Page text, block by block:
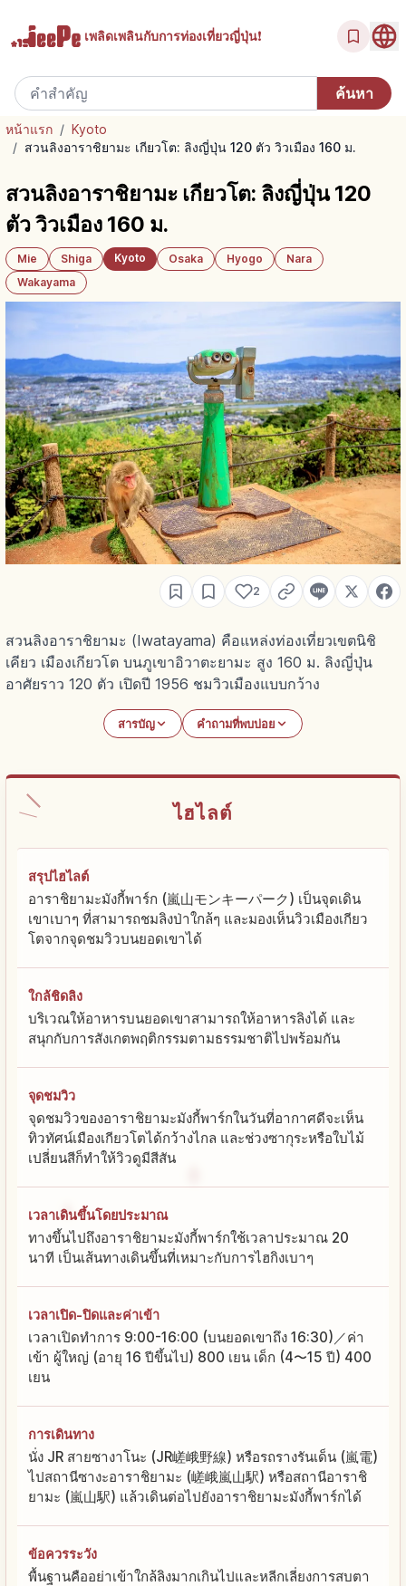
เพลิดเพลินกับการท่องเที่ยวญี่ปุ่น!
หน้าแรก / Kyoto
/ สวนลิงอาราชิยามะ เกียวโต: ลิงญี่ปุ่น 120 ตัว วิวเมือง 160 ม.
สวนลิงอาราชิยามะ เกียวโต: ลิงญี่ปุ่น 120
ตัว วิวเมือง 160 ม.
Mie Shiga Kyoto Osaka Hyogo
Nara
Wakayama
2
สวนลิงอาราชิยามะ (Iwatayama) คือแหล่งท่องเที่ยวเขตนิชิ
เคียว เมืองเกียวโต บนภูเขาอิวาตะยามะ สูง 160 ม. ลิงญี่ปุ่น
อาศัยราว 120 ตัว เปิดปี 1956 ชมวิวเมืองแบบกว้าง
สารบัญ คำถามที่พบบ่อย
ไฮไลต์
สรุปไฮไลต์
อาราชิยามะมังกี้พาร์ก (嵐山モンキーパーク) เป็นจุดเดิน
เขาเบาๆ ที่สามารถชมลิงป่าใกล้ๆ และมองเห็นวิวเมืองเกียว
โตจากจุดชมวิวบนยอดเขาได้
ใกล้ชิดลิง
บริเวณให้อาหารบนยอดเขาสามารถให้อาหารลิงได้ และ
สนุกกับการสังเกตพฤติกรรมตามธรรมชาติไปพร้อมกัน
จุดชมวิว
จุดชมวิวของอาราชิยามะมังกี้พาร์กในวันที่อากาศดีจะเห็น
ทิวทัศน์เมืองเกียวโตได้กว้างไกล และช่วงซากุระหรือใบไม้
เปลี่ยนสีก็ทำให้วิวดูมีสีสัน
เวลาเดินขึ้นโดยประมาณ
ทางขึ้นไปถึงอาราชิยามะมังกี้พาร์กใช้เวลาประมาณ 20
นาที เป็นเส้นทางเดินขึ้นที่เหมาะกับการไฮกิงเบาๆ
เวลาเปิด-ปิดและค่าเข้า
เวลาเปิดทำการ 9:00-16:00 (บนยอดเขาถึง 16:30)／ค่า
เข้า ผู้ใหญ่ (อายุ 16 ปีขึ้นไป) 800 เยน เด็ก (4〜15 ปี) 400
เยน
การเดินทาง
นั่ง JR สายซางาโนะ (JR嵯峨野線) หรือรถรางรันเด็น (嵐電)
ไปสถานีซางะอาราชิยามะ (嵯峨嵐山駅) หรือสถานีอาราชิ
ยามะ (嵐山駅) แล้วเดินต่อไปยังอาราชิยามะมังกี้พาร์กได้
ข้อควรระวัง
พื้นฐานคืออย่าเข้าใกล้ลิงมากเกินไปและหลีกเลี่ยงการสบตา